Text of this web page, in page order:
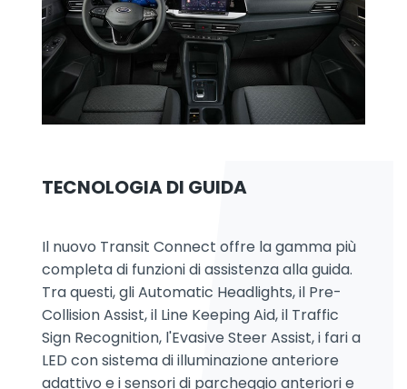
TECNOLOGIA DI GUIDA
Il nuovo Transit Connect offre la gamma più
completa di funzioni di assistenza alla guida.
Tra questi, gli Automatic Headlights, il Pre-
Collision Assist, il Line Keeping Aid, il Traffic
Sign Recognition, l'Evasive Steer Assist, i fari a
LED con sistema di illuminazione anteriore
adattivo e i sensori di parcheggio anteriori e